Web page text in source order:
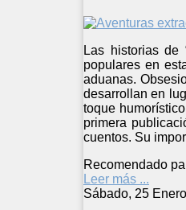
Las historias de
populares en
aduanas.
desarrollan en
toque
primera
cuentos. Su
Recomendado
Leer más ...
Sábado, 25